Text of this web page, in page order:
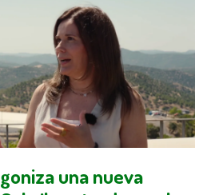
una nueva